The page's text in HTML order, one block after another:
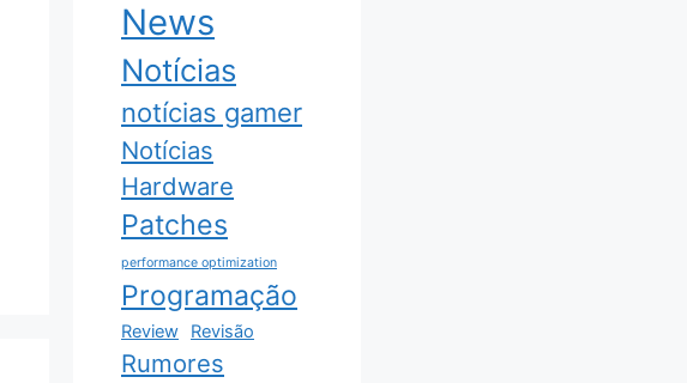
News
Notícias
notícias gamer
Notícias
Hardware
Patches
performance optimization
Programação
Review Revisão
Rumores